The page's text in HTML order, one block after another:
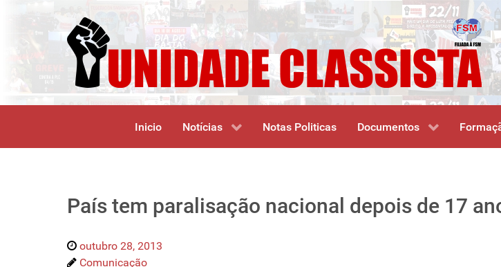
Inicio Notícias Notas Politicas Documentos
País tem paralisação nacional depois de 17
outubro 28, 2013
Comunicação